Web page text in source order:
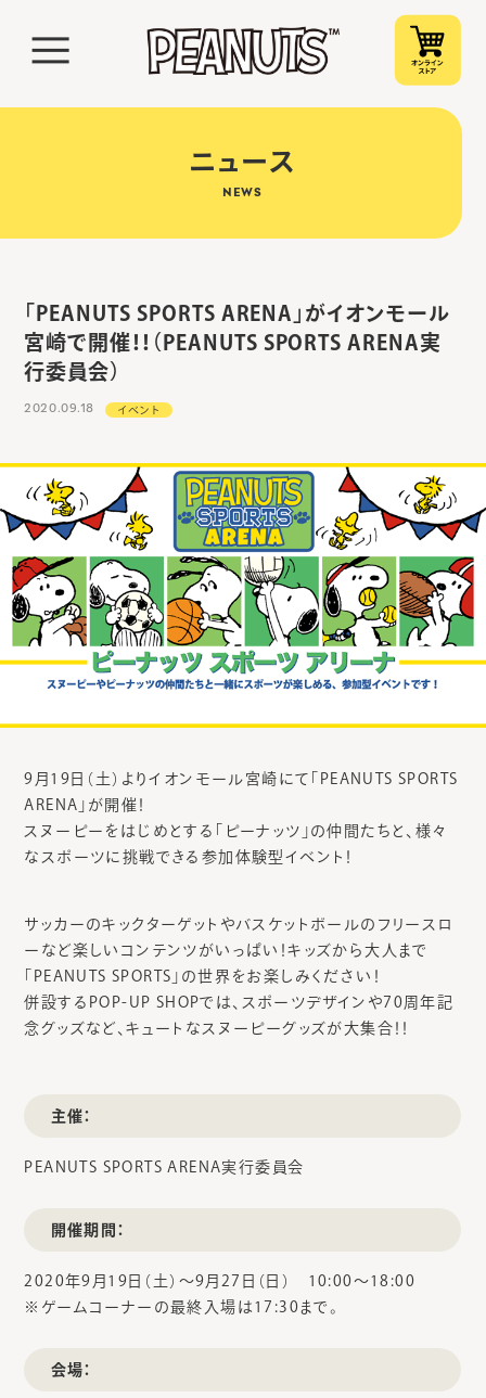
ニュース
NEWS
「PEANUTS SPORTS ARENA」がイオンモール
宮崎で開催！！（PEANUTS SPORTS ARENA実
行委員会）
2020.09.18 イベント
9月19日（土）よりイオンモール宮崎にて「PEANUTS SPORTS
ARENA」が開催！
スヌーピーをはじめとする「ピーナッツ」の仲間たちと、様々
なスポーツに挑戦できる参加体験型イベント！
サッカーのキックターゲットやバスケットボールのフリースロ
ーなど楽しいコンテンツがいっぱい！キッズから大人まで
「PEANUTS SPORTS」の世界をお楽しみください！
併設するPOP-UP SHOPでは、スポーツデザインや70周年記
念グッズなど、キュートなスヌーピーグッズが大集合！！
主催：
PEANUTS SPORTS ARENA実行委員会
開催期間：
2020年9月19日（土）～9月27日（日） 10:00～18:00
※ゲームコーナーの最終入場は17:30まで。
会場：